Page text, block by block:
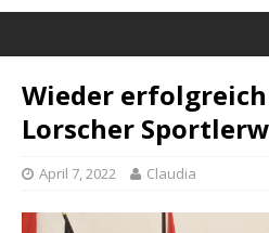
Wieder
Lorscher
April 7, 2022 Claudia